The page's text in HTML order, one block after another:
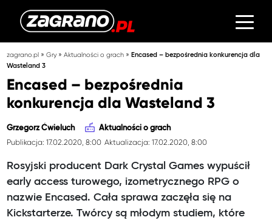
zagrano.pl »Gry»Aktualności o grach »Encased – bezpośrednia konkurencja dla
Wasteland 3
Encased – bezpośrednia
konkurencja dla Wasteland 3
Grzegorz Ćwieluch Aktualności o grach
Publikacja: 17.02.2020, 8:00 Aktualizacja: 17.02.2020, 8:00
Rosyjski producent Dark Crystal Games wypuścił
early access turowego, izometrycznego RPG o
nazwie Encased. Cała sprawa zaczęła się na
Kickstarterze. Twórcy są młodym studiem, które